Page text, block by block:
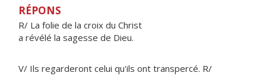
RÉPONS
R/ La folie de la croix du Christ
a révélé la sagesse de Dieu.
V/ Ils regarderont celui qu'ils ont transpercé. R/